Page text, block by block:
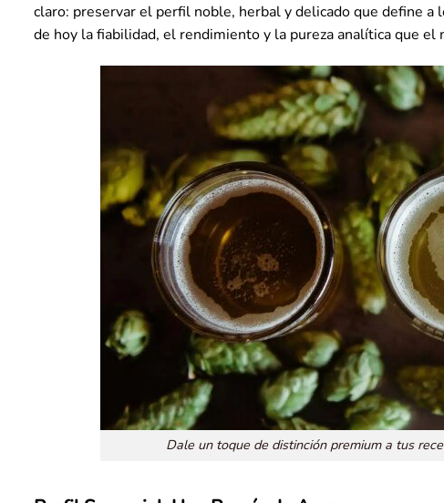
claro: preservar el perfil noble, herbal y delicado que define
de hoy la fiabilidad, el rendimiento y la pureza analítica que el
Dale un toque de distinción premium a tus